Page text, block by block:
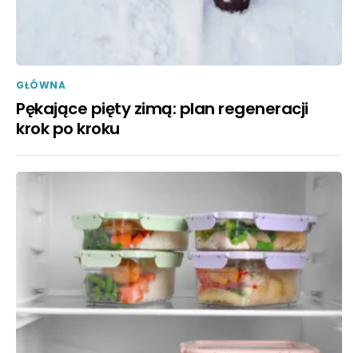
GŁÓWNA
Pękające pięty zimą: plan regeneracji
krok po kroku